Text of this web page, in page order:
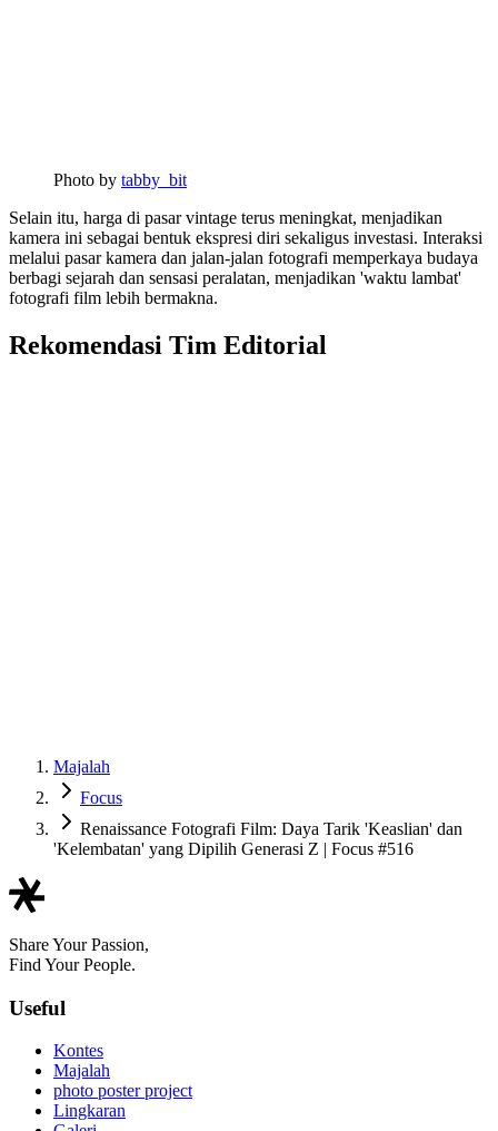
Photo by tabby_bit
Selain itu, harga di pasar vintage terus meningkat, menjadikan
kamera ini sebagai bentuk ekspresi diri sekaligus investasi. Interaksi
melalui pasar kamera dan jalan-jalan fotografi memperkaya budaya
berbagi sejarah dan sensasi peralatan, menjadikan 'waktu lambat'
fotografi film lebih bermakna.
Rekomendasi Tim Editorial
Majalah
Focus
Renaissance Fotografi Film: Daya Tarik 'Keaslian' dan
'Kelembatan' yang Dipilih Generasi Z | Focus #516
Share Your Passion,
Find Your People.
Useful
Kontes
Majalah
photo poster project
Lingkaran